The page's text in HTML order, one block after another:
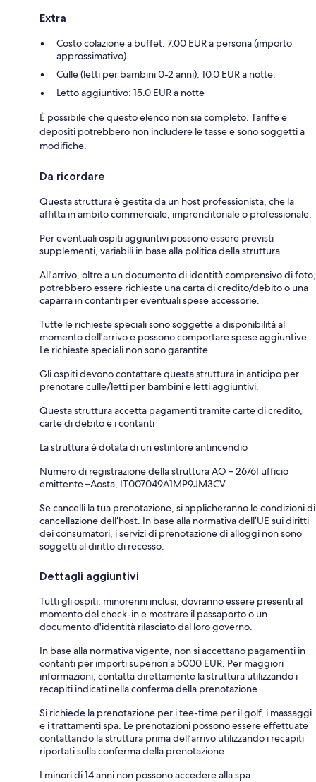
Extra
Costo colazione a buffet: 7.00 EUR a persona (importo
approssimativo).
Culle (letti per bambini 0-2 anni): 10.0 EUR a notte.
Letto aggiuntivo: 15.0 EUR a notte
È possibile che questo elenco non sia completo. Tariffe e
depositi potrebbero non includere le tasse e sono soggetti a
modifiche.
Da ricordare
Questa struttura è gestita da un host professionista, che la
affitta in ambito commerciale, imprenditoriale o professionale.
Per eventuali ospiti aggiuntivi possono essere previsti
supplementi, variabili in base alla politica della struttura.
All'arrivo, oltre a un documento di identità comprensivo di foto,
potrebbero essere richieste una carta di credito/debito o una
caparra in contanti per eventuali spese accessorie.
Tutte le richieste speciali sono soggette a disponibilità al
momento dell'arrivo e possono comportare spese aggiuntive.
Le richieste speciali non sono garantite.
Gli ospiti devono contattare questa struttura in anticipo per
prenotare culle/letti per bambini e letti aggiuntivi.
Questa struttura accetta pagamenti tramite carte di credito,
carte di debito e i contanti
La struttura è dotata di un estintore antincendio
Numero di registrazione della struttura AO – 26761 ufficio
emittente –Aosta, IT007049A1MP9JM3CV
Se cancelli la tua prenotazione, si applicheranno le condizioni di
cancellazione dell’host. In base alla normativa dell’UE sui diritti
dei consumatori, i servizi di prenotazione di alloggi non sono
soggetti al diritto di recesso.
Dettagli aggiuntivi
Tutti gli ospiti, minorenni inclusi, dovranno essere presenti al
momento del check-in e mostrare il passaporto o un
documento d'identità rilasciato dal loro governo.
In base alla normativa vigente, non si accettano pagamenti in
contanti per importi superiori a 5000 EUR. Per maggiori
informazioni, contatta direttamente la struttura utilizzando i
recapiti indicati nella conferma della prenotazione.
Si richiede la prenotazione per i tee-time per il golf, i massaggi
e i trattamenti spa. Le prenotazioni possono essere effettuate
contattando la struttura prima dell’arrivo utilizzando i recapiti
riportati sulla conferma della prenotazione.
I minori di 14 anni non possono accedere alla spa.